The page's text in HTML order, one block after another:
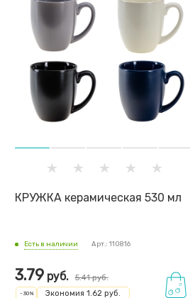
КРУЖКА керамическая 530 мл
Есть в наличии Арт.: 110816
3.79руб. 5.41руб.
-30% Экономия 1.62 руб.